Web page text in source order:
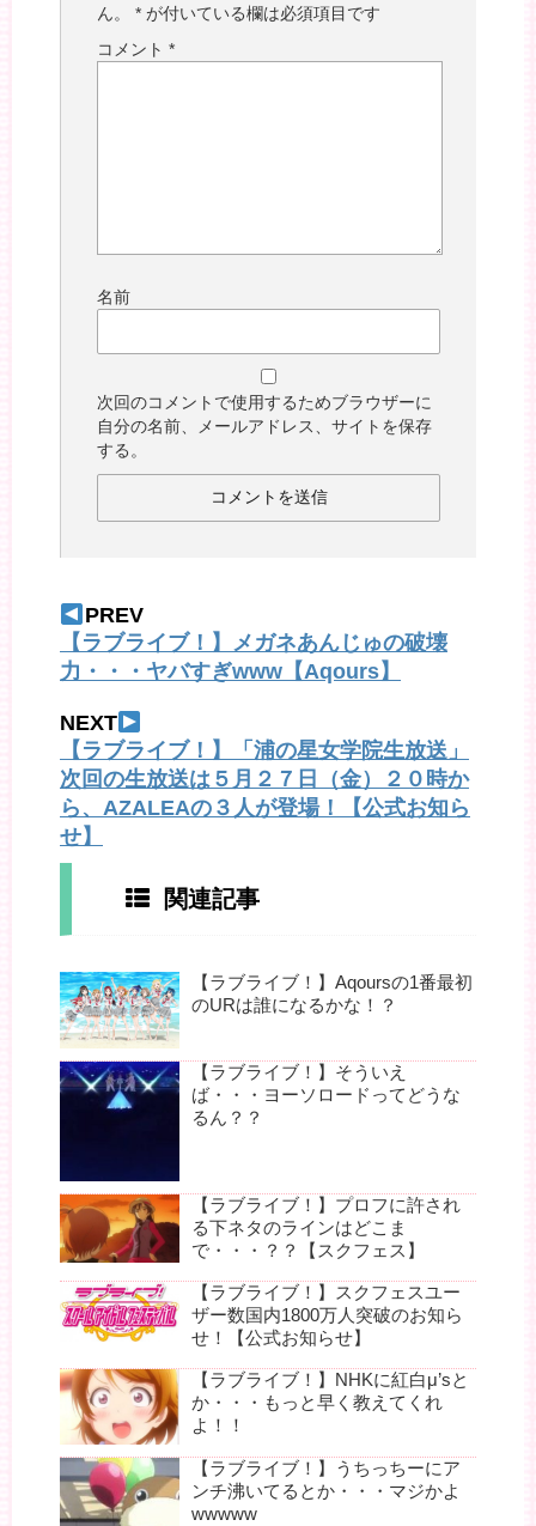
ん。
* が付いている欄は必須項目です
コメント *
名前
次回のコメントで使用するためブラウザーに
自分の名前、メールアドレス、サイトを保存
する。
PREV
【ラブライブ！】メガネあんじゅの破壊
力・・・ヤバすぎwww【Aqours】
NEXT
【ラブライブ！】「浦の星女学院生放送」
次回の生放送は５月２７日（金）２０時か
ら、AZALEAの３人が登場！【公式お知ら
せ】
関連記事
【ラブライブ！】Aqoursの1番最初
のURは誰になるかな！？
【ラブライブ！】そういえ
ば・・・ヨーソロードってどうな
るん？？
【ラブライブ！】プロフに許され
る下ネタのラインはどこま
で・・・？？【スクフェス】
【ラブライブ！】スクフェスユー
ザー数国内1800万人突破のお知ら
せ！【公式お知らせ】
【ラブライブ！】NHKに紅白μ’sと
か・・・もっと早く教えてくれ
よ！！
【ラブライブ！】うちっちーにア
ンチ沸いてるとか・・・マジかよ
wwwww